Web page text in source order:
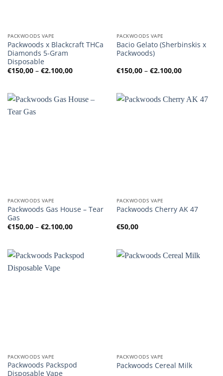
PACKWOODS VAPE
Packwoods x Blackcraft THCa
Diamonds 5-Gram
Disposable
€150,00 – €2.100,00Preisspanne:
PACKWOODS VAPE
Bacio Gelato (Sherbinskis x
Packwoods)
€150,00 – €2.100,00
PACKWOODS VAPE
Packwoods Gas House – Tear
Gas
€150,00 – €2.100,00Preisspanne:
€150,00
PACKWOODS VAPE
Packwoods Cherry AK 47
€50,00
PACKWOODS VAPE
Packwoods Packspod
Disposable Vape
PACKWOODS VAPE
Packwoods Cereal Milk